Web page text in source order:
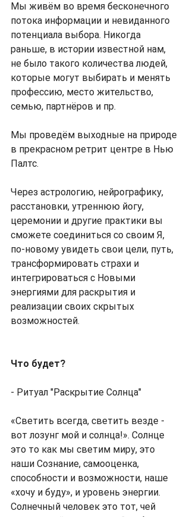
Мы живём во время бесконечного
потока информации и невиданного
потенциала выбора. Никогда
раньше, в истории известной нам,
не было такого количества людей,
которые могут выбирать и менять
профессию, место жительство,
семью, партнёров и пр.
Мы проведём выходные на природе
в прекрасном ретрит центре в Нью
Палтс.
Через астрологию, нейрографику,
расстановки, утреннюю йогу,
церемонии и другие практики вы
сможете соединиться со своим Я,
по-новому увидеть свои цели, путь,
трансформировать страхи и
интегрироваться с Новыми
энергиями для раскрытия и
реализации своих скрытых
возможностей.
Что будет?
- Ритуал "Раскрытие Солнца"
«Светить всегда, светить везде -
вот лозунг мой и солнца!». Солнце
это то как мы светим миру, это
наши Сознание, самооценка,
способности и возможности, наше
«хочу и буду», и уровень энергии.
Солнечный человек это тот, чей